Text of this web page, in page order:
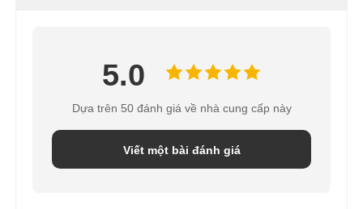
5.0
Dựa trên 50 đánh giá về nhà cung cấp này
Viết một bài đánh giá